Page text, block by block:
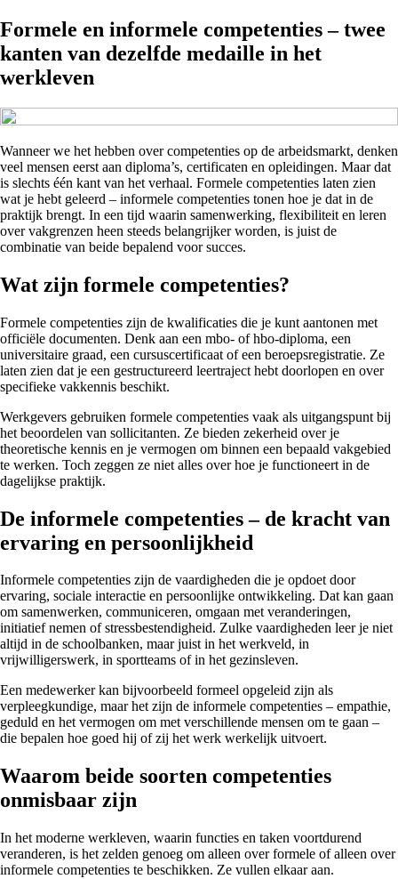
Formele en informele competenties – twee
kanten van dezelfde medaille in het
werkleven
Wanneer we het hebben over competenties op de arbeidsmarkt, denken
veel mensen eerst aan diploma’s, certificaten en opleidingen. Maar dat
is slechts één kant van het verhaal. Formele competenties laten zien
wat je hebt geleerd – informele competenties tonen hoe je dat in de
praktijk brengt. In een tijd waarin samenwerking, flexibiliteit en leren
over vakgrenzen heen steeds belangrijker worden, is juist de
combinatie van beide bepalend voor succes.
Wat zijn formele competenties?
Formele competenties zijn de kwalificaties die je kunt aantonen met
officiële documenten. Denk aan een mbo- of hbo-diploma, een
universitaire graad, een cursuscertificaat of een beroepsregistratie. Ze
laten zien dat je een gestructureerd leertraject hebt doorlopen en over
specifieke vakkennis beschikt.
Werkgevers gebruiken formele competenties vaak als uitgangspunt bij
het beoordelen van sollicitanten. Ze bieden zekerheid over je
theoretische kennis en je vermogen om binnen een bepaald vakgebied
te werken. Toch zeggen ze niet alles over hoe je functioneert in de
dagelijkse praktijk.
De informele competenties – de kracht van
ervaring en persoonlijkheid
Informele competenties zijn de vaardigheden die je opdoet door
ervaring, sociale interactie en persoonlijke ontwikkeling. Dat kan gaan
om samenwerken, communiceren, omgaan met veranderingen,
initiatief nemen of stressbestendigheid. Zulke vaardigheden leer je niet
altijd in de schoolbanken, maar juist in het werkveld, in
vrijwilligerswerk, in sportteams of in het gezinsleven.
Een medewerker kan bijvoorbeeld formeel opgeleid zijn als
verpleegkundige, maar het zijn de informele competenties – empathie,
geduld en het vermogen om met verschillende mensen om te gaan –
die bepalen hoe goed hij of zij het werk werkelijk uitvoert.
Waarom beide soorten competenties
onmisbaar zijn
In het moderne werkleven, waarin functies en taken voortdurend
veranderen, is het zelden genoeg om alleen over formele of alleen over
informele competenties te beschikken. Ze vullen elkaar aan.